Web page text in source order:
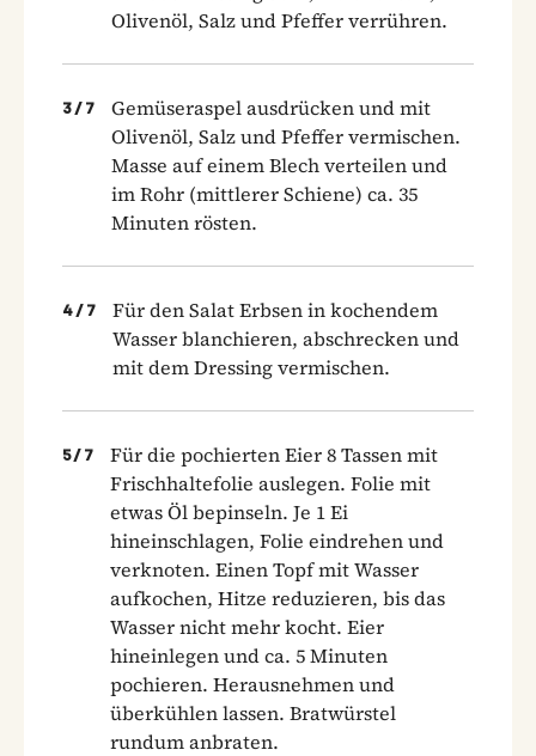
Olivenöl, Salz und Pfeffer verrühren.
3 / 7
Gemüseraspel ausdrücken und mit
Olivenöl, Salz und Pfeffer vermischen.
Masse auf einem Blech verteilen und
im Rohr (mittlerer Schiene) ca. 35
Minuten rösten.
4 / 7
Für den Salat Erbsen in kochendem
Wasser blanchieren, abschrecken und
mit dem Dressing vermischen.
5/ 7
Für die pochierten Eier 8 Tassen mit
Frischhalte­folie auslegen. Folie mit
etwas Öl bepinseln. Je 1 Ei
hineinschlagen, Folie eindrehen und
verknoten. Einen Topf mit Wasser
aufkochen, Hitze reduzieren, bis das
Wasser nicht mehr kocht. Eier
hineinlegen und ca. 5 Minuten
pochieren. Herausnehmen und
überkühlen lassen. Bratwürstel
rundum anbraten.